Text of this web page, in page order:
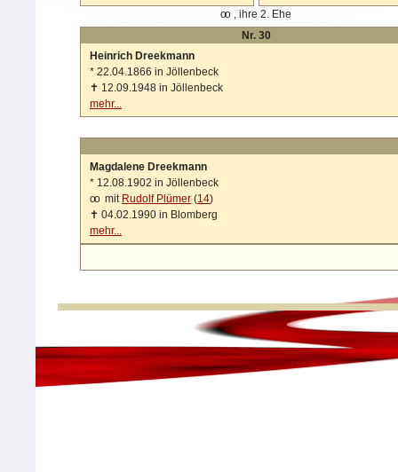
oo , ihre 2. Ehe
Nr. 30
Heinrich Dreekmann
* 22.04.1866 in Jöllenbeck
✝ 12.09.1948 in Jöllenbeck
mehr...
Magdalene Dreekmann
* 12.08.1902 in Jöllenbeck
oo mit Rudolf Plümer (14)
✝ 04.02.1990 in Blomberg
mehr...